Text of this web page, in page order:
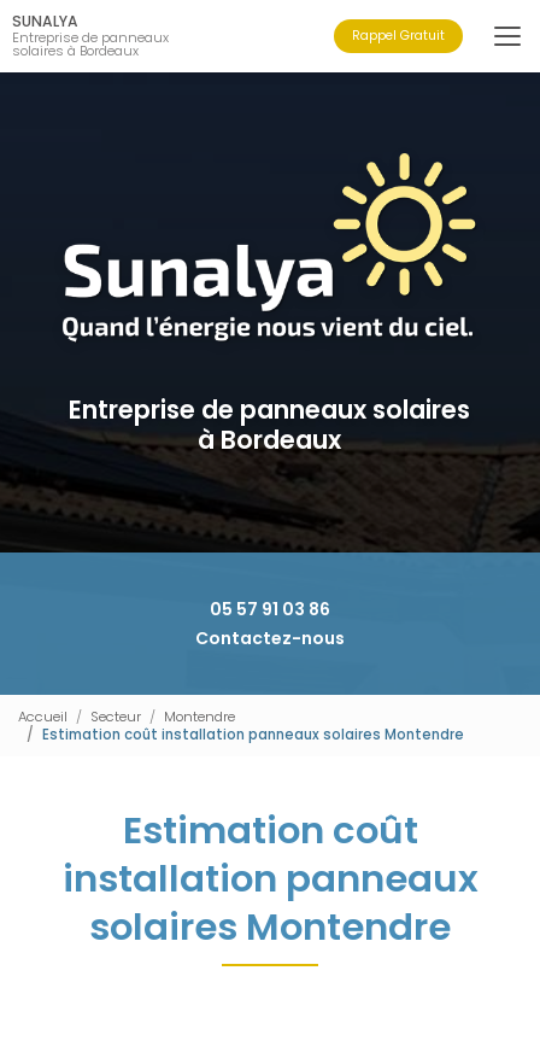
Aller
au
contenu
principal
SUNALYA
Entreprise de panneaux
solaires à Bordeaux
Rappel Gratuit
Entreprise de panneaux solaires
à Bordeaux
05 57 91 03 86
Contactez-nous
Accueil Secteur
Montendre
Estimation coût installation panneaux solaires Montendre
Estimation coût
installation panneaux
solaires Montendre